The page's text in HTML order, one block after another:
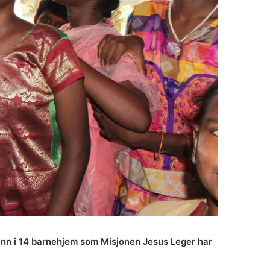
i 14 barnehjem som Misjonen Jesus Leger har